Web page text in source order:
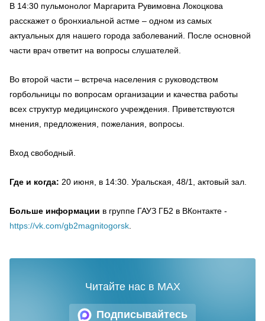
В 14:30 пульмонолог Маргарита Рувимовна Локоцкова
расскажет о бронхиальной астме – одном из самых
актуальных для нашего города заболеваний. После основной
части врач ответит на вопросы слушателей.
Во второй части – встреча населения с руководством
горбольницы по вопросам организации и качества работы
всех структур медицинского учреждения. Приветствуются
мнения, предложения, пожелания, вопросы.
Вход свободный.
Где и когда: 20 июня, в 14:30. Уральская, 48/1, актовый зал.
Больше информации в группе ГАУЗ ГБ2 в ВКонтакте -
https://vk.com/gb2magnitogorsk
Подписывайтесь
Читайте нас в MAX